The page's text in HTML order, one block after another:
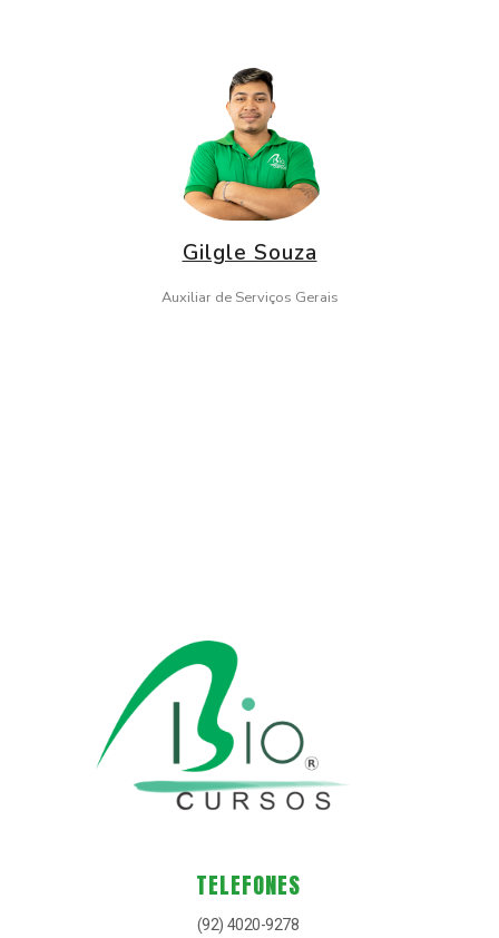
Gilgle Souza
Auxiliar de Serviços Gerais
TELEFONES
(92) 4020-9278